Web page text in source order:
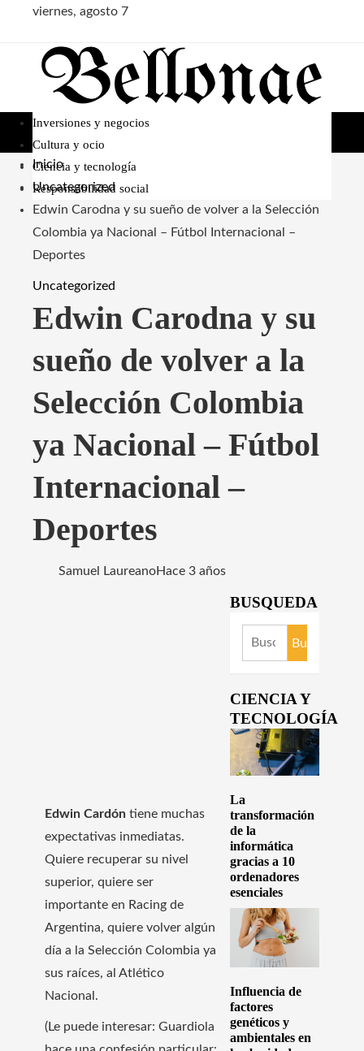
viernes, agosto 7
Inversiones y negocios
Cultura y ocio
Ciencia y tecnología
Responsabilidad social
Inicio
Uncategorized
Edwin Carodna y su sueño de volver a la Selección
Colombia ya Nacional – Fútbol Internacional –
Deportes
Uncategorized
Edwin Carodna y su
sueño de volver a la
Selección Colombia
ya Nacional – Fútbol
Internacional –
Deportes
Samuel LaureanoHace 3 años
Edwin Cardón tiene muchas
expectativas inmediatas.
Quiere recuperar su nivel
superior, quiere ser
importante en Racing de
Argentina, quiere volver algún
día a la Selección Colombia ya
sus raíces, al Atlético
Nacional.
(Le puede interesar: Guardiola
BUSQUEDA
Buscar:
CIENCIA Y
TECNOLOGÍA
La
transformación
de la
informática
gracias a 10
ordenadores
esenciales
Influencia de
factores
genéticos y
ambientales en